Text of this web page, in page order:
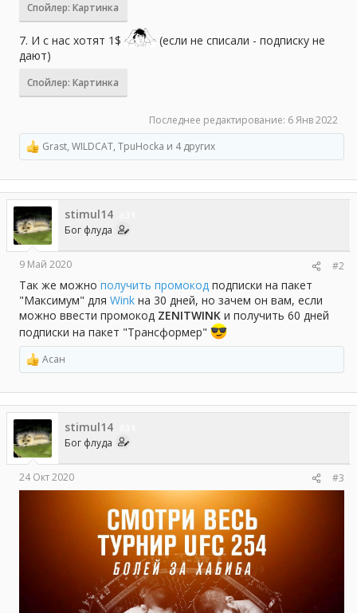
Спойлер: Картинка
7. И с нас хотят 1$
(если не списали - подписку не
дают)
Спойлер: Картинка
Последнее редактирование: 6 Янв 2022
Р
е
а
к
ц
и
и
:
Grast, WILDCAT, TpuHocka и 4 других
stimul14
Бог флуда
9 Май 2020 #2
Так же можно получить промокод подписки на пакет
"Максимум" для Wink на 30 дней, но зачем он вам, если
можно ввести промокод ZENITWINK и получить 60 дней
подписки на пакет "Трансформер"
Р
е
а
к
ц
и
и
:
Асан
stimul14
Бог флуда
24 Окт 2020 #3